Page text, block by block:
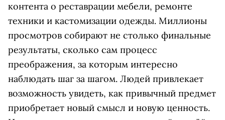
контента о реставрации мебели, ремонте
техники и кастомизации одежды. Миллионы
просмотров собирают не столько финальные
результаты, сколько сам процесс
преображения, за которым интересно
наблюдать шаг за шагом. Людей привлекает
возможность увидеть, как привычный предмет
приобретает новый смысл и новую ценность.